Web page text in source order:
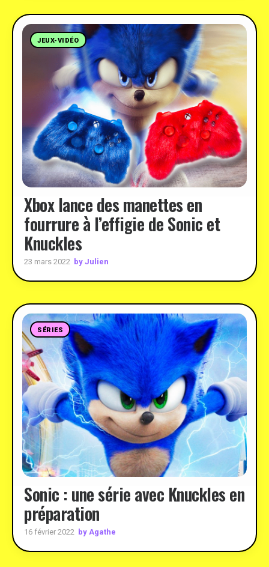
JEUX-VIDÉO
Xbox lance des manettes en
fourrure à l’effigie de Sonic et
Knuckles
23 mars 2022 by Julien
SÉRIES
Sonic : une série avec Knuckles en
préparation
16 février 2022 by Agathe